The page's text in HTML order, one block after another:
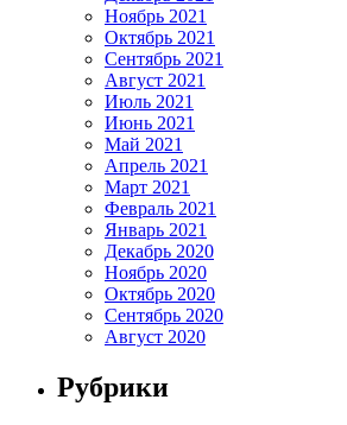
Ноябрь 2021
Октябрь 2021
Сентябрь 2021
Август 2021
Июль 2021
Июнь 2021
Май 2021
Апрель 2021
Март 2021
Февраль 2021
Январь 2021
Декабрь 2020
Ноябрь 2020
Октябрь 2020
Сентябрь 2020
Август 2020
Рубрики